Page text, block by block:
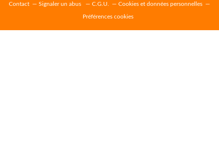
Contact Signaler un abus C.G.U. Cookies et données personnelles
Préférences cookies